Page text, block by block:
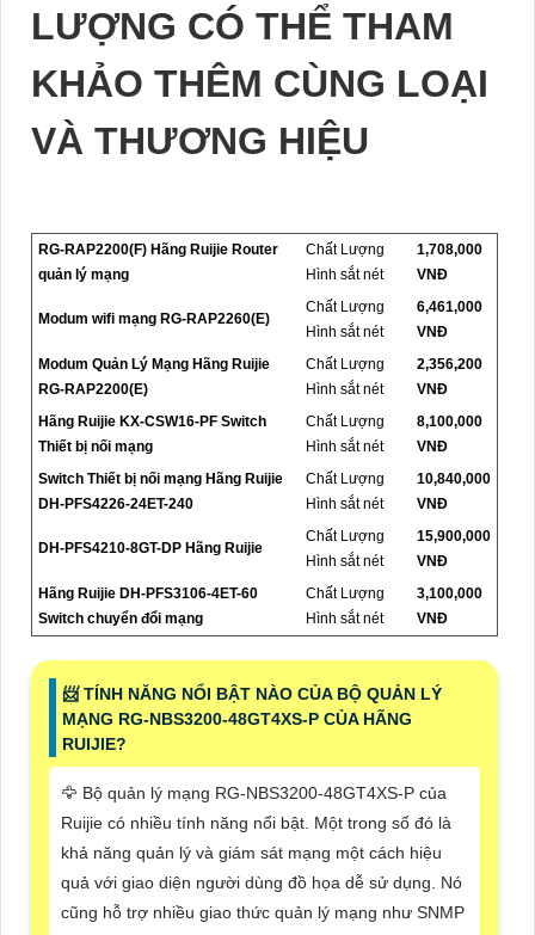
LƯỢNG CÓ THỂ THAM
KHẢO THÊM CÙNG LOẠI
VÀ THƯƠNG HIỆU
RG-RAP2200(F) Hãng Ruijie Router
quản lý mạng
Chất Lượng
Hình sắt nét
1,708,000
VNĐ
Modum wifi mạng RG-RAP2260(E)
Chất Lượng
Hình sắt nét
6,461,000
VNĐ
Modum Quản Lý Mạng Hãng Ruijie
RG-RAP2200(E)
Chất Lượng
Hình sắt nét
2,356,200
VNĐ
Hãng Ruijie KX-CSW16-PF Switch
Thiết bị nối mạng
Chất Lượng
Hình sắt nét
8,100,000
VNĐ
Switch Thiết bị nối mạng Hãng Ruijie
DH-PFS4226-24ET-240
Chất Lượng
Hình sắt nét
10,840,000
VNĐ
DH-PFS4210-8GT-DP Hãng Ruijie
Chất Lượng
Hình sắt nét
15,900,000
VNĐ
Hãng Ruijie DH-PFS3106-4ET-60
Switch chuyển đổi mạng
Chất Lượng
Hình sắt nét
3,100,000
VNĐ
📨 TÍNH NĂNG NỔI BẬT NÀO CỦA BỘ QUẢN LÝ
MẠNG RG-NBS3200-48GT4XS-P CỦA HÃNG
RUIJIE?
🦅 Bộ quản lý mạng RG-NBS3200-48GT4XS-P của
Ruijie có nhiều tính năng nổi bật. Một trong số đó là
khả năng quản lý và giám sát mạng một cách hiệu
quả với giao diện người dùng đồ họa dễ sử dụng. Nó
cũng hỗ trợ nhiều giao thức quản lý mạng như SNMP